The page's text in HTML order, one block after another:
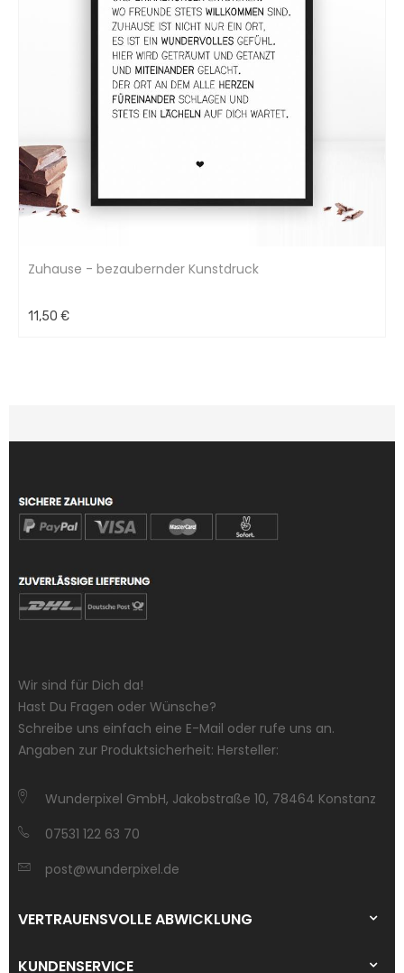
Zuhause - bezaubernder Kunstdruck
11,50 €
Wir sind für Dich da!
Hast Du Fragen oder Wünsche?
Schreibe uns einfach eine E-Mail oder rufe uns an.
Angaben zur Produktsicherheit: Hersteller:
Wunderpixel GmbH, Jakobstraße 10, 78464 Konstanz
07531 122 63 70
post@wunderpixel.de
VERTRAUENSVOLLE ABWICKLUNG
KUNDENSERVICE